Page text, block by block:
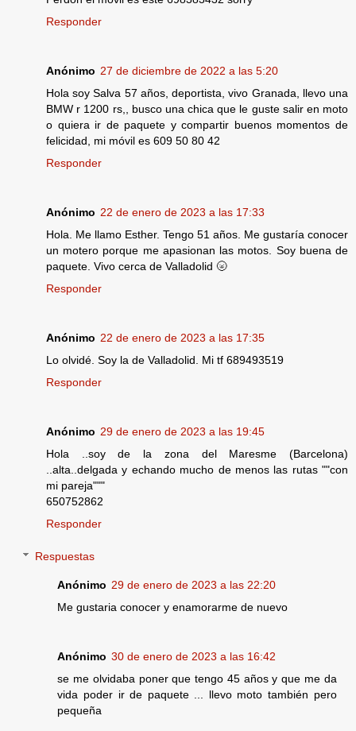
Responder
Anónimo 27 de diciembre de 2022 a las 5:20
Hola soy Salva 57 años, deportista, vivo Granada, llevo una
BMW r 1200 rs,, busco una chica que le guste salir en moto
o quiera ir de paquete y compartir buenos momentos de
felicidad, mi móvil es 609 50 80 42
Responder
Anónimo 22 de enero de 2023 a las 17:33
Hola. Me llamo Esther. Tengo 51 años. Me gustaría conocer
un motero porque me apasionan las motos. Soy buena de
paquete. Vivo cerca de Valladolid 🌝
Responder
Anónimo 22 de enero de 2023 a las 17:35
Lo olvidé. Soy la de Valladolid. Mi tf 689493519
Responder
Anónimo 29 de enero de 2023 a las 19:45
Hola ..soy de la zona del Maresme (Barcelona)
..alta..delgada y echando mucho de menos las rutas ""con
mi pareja"""
650752862
Responder
Respuestas
Anónimo 29 de enero de 2023 a las 22:20
Me gustaria conocer y enamorarme de nuevo
Anónimo 30 de enero de 2023 a las 16:42
se me olvidaba poner que tengo 45 años y que me da
vida poder ir de paquete ... llevo moto también pero
pequeña